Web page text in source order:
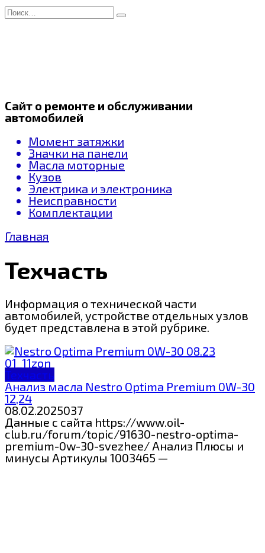
Перейти
к
Search
for:
Сайт о ремонте и обслуживании
автомобилей
Момент затяжки
Значки на панели
Масла моторные
Кузов
Электрика и электроника
Неисправности
Комплектации
Главная
Техчасть
Информация о технической части
автомобилей, устройстве отдельных узлов
будет представлена в этой рубрике.
Техчасть
Анализ масла Nestro Optima Premium 0W-30
12,24
08.02.2025037
Данные с сайта https://www.oil-
club.ru/forum/topic/91630-nestro-optima-
premium-0w-30-svezhee/ Анализ Плюсы и
минусы Артикулы 1003465 —